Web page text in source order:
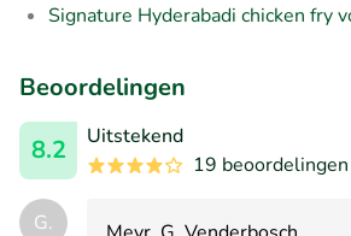
Signature Hyderabadi chicken fry
Beoordelingen
8.2
Uitstekend
19 beoordelingen
G.